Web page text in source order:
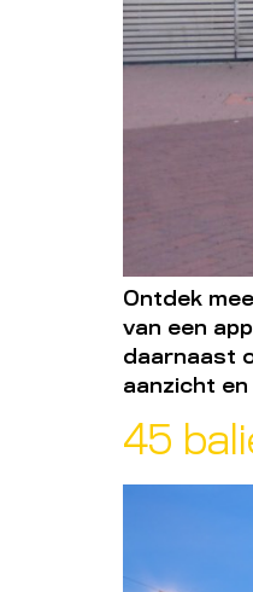
Ontdek
van een
daarnaast
aanzicht
45